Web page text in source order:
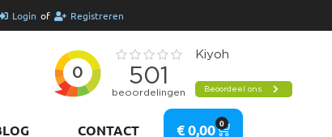
Login of Registreren
CONTACT €0,00 0